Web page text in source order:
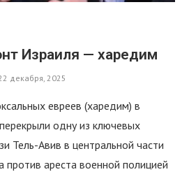
Израиля — харедим
декабря, 2025
евреев (харедим) в
одну из ключевых
Тель-Авив в центральной части
против ареста военной полицией